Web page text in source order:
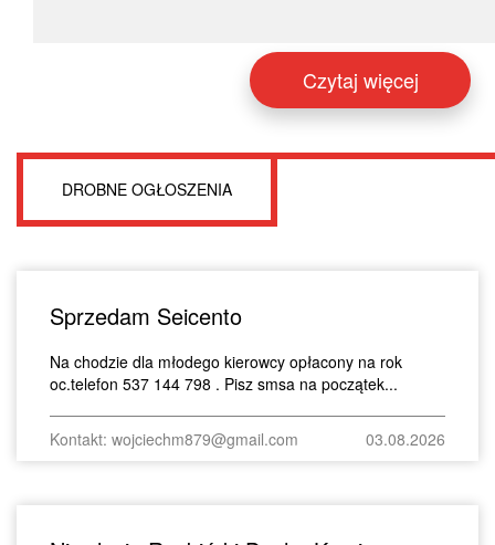
Czytaj więcej
DROBNE OGŁOSZENIA
Sprzedam Seicento
Na chodzie dla młodego kierowcy opłacony na rok
oc.telefon 537 144 798 . Pisz smsa na początek...
Kontakt: wojciechm879@gmail.com 03.08.2026